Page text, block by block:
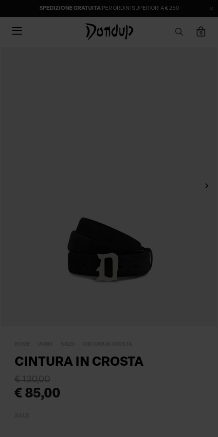
SPEDIZIONE GRATUITAPER ORDINI SUPERIORI A € 250
0
CINTURA IN CROSTA
€ 85,00
€ 130,00